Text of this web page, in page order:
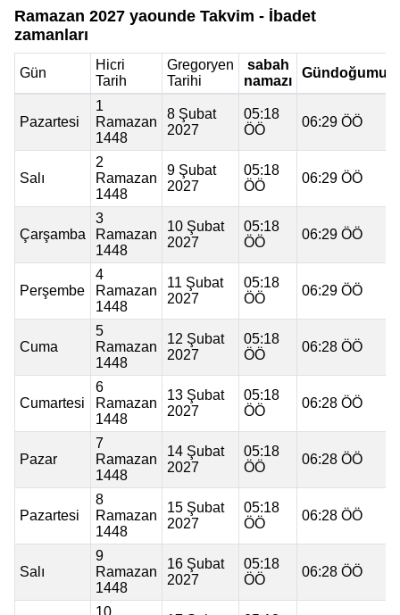
Ramazan 2027 yaounde Takvim - İbadet
zamanları
Gün
Hicri
Tarih
Gregoryen
Tarihi
sabah
namazı
Gündoğumu
Pazartesi
1
Ramazan
1448
8 Şubat
2027
05:18
ÖÖ
06:29 ÖÖ
Salı
2
Ramazan
1448
9 Şubat
2027
05:18
ÖÖ
06:29 ÖÖ
Çarşamba
3
Ramazan
1448
10 Şubat
2027
05:18
ÖÖ
06:29 ÖÖ
Perşembe
4
Ramazan
1448
11 Şubat
2027
05:18
ÖÖ
06:29 ÖÖ
Cuma
5
Ramazan
1448
12 Şubat
2027
05:18
ÖÖ
06:28 ÖÖ
Cumartesi
6
Ramazan
1448
13 Şubat
2027
05:18
ÖÖ
06:28 ÖÖ
Pazar
7
Ramazan
1448
14 Şubat
2027
05:18
ÖÖ
06:28 ÖÖ
Pazartesi
8
Ramazan
1448
15 Şubat
2027
05:18
ÖÖ
06:28 ÖÖ
Salı
9
Ramazan
1448
16 Şubat
2027
05:18
ÖÖ
06:28 ÖÖ
10